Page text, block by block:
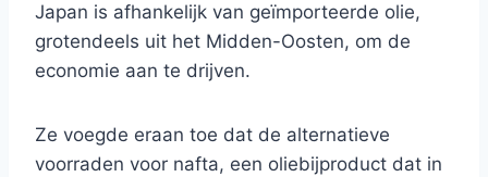
Japan is afhankelijk van geïmporteerde olie,
grotendeels uit het Midden-Oosten, om de
economie aan te drijven.
Ze voegde eraan toe dat de alternatieve
voorraden voor nafta, een oliebijproduct dat in